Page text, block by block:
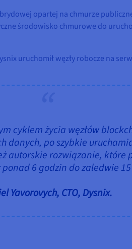
opartej na chmurze
środowisko chmurowe do
uruchomił węzły robocze na
cyklem życia węzłów
danych, po szybkie
autorskie rozwiązanie, które
ponad 6 godzin do zaledwie
Yavorovych, CTO, Dysnix.